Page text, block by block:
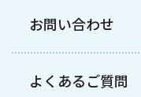
お問い合わせ
よくあるご質問